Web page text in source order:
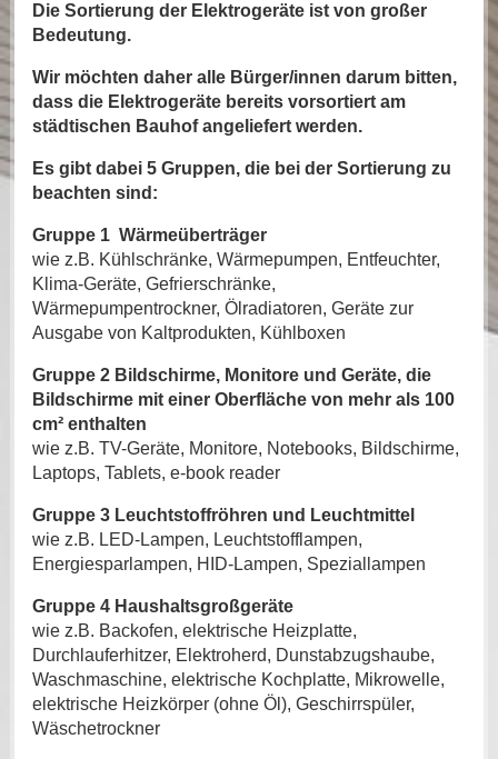
Die Sortierung der Elektrogeräte ist von großer
Bedeutung.
Wir möchten daher alle Bürger/innen darum bitten,
dass die Elektrogeräte bereits vorsortiert am
städtischen Bauhof angeliefert werden.
Es gibt dabei 5 Gruppen, die bei der Sortierung zu
beachten sind:
Gruppe 1 Wärmeüberträger
wie z.B. Kühlschränke, Wärmepumpen, Entfeuchter,
Klima-Geräte, Gefrierschränke,
Wärmepumpentrockner, Ölradiatoren, Geräte zur
Ausgabe von Kaltprodukten, Kühlboxen
Gruppe 2 Bildschirme, Monitore und Geräte, die
Bildschirme mit einer Oberfläche von mehr als 100
cm² enthalten
wie z.B. TV-Geräte, Monitore, Notebooks, Bildschirme,
Laptops, Tablets, e-book reader
Gruppe 3 Leuchtstoffröhren und Leuchtmittel
wie z.B. LED-Lampen, Leuchtstofflampen,
Energiesparlampen, HID-Lampen, Speziallampen
Gruppe 4 Haushaltsgroßgeräte
wie z.B. Backofen, elektrische Heizplatte,
Durchlauferhitzer, Elektroherd, Dunstabzugshaube,
Waschmaschine, elektrische Kochplatte, Mikrowelle,
elektrische Heizkörper (ohne Öl), Geschirrspüler,
Wäschetrockner